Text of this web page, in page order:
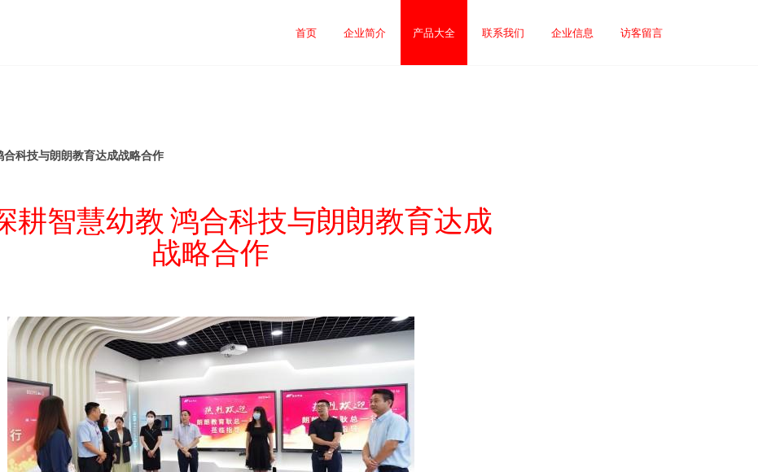
首页 企业简介 产品大全 联系我们 企业信息 访客留言
科技与朗朗教育达成战略合作
耕智慧幼教 鸿合科技与朗朗教育达成
战略合作